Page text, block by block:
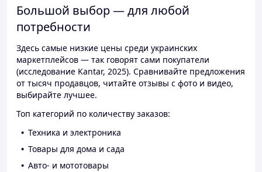
Большой выбор — для любой
потребности
Здесь самые низкие цены среди украинских
маркетплейсов — так говорят сами покупатели
(исследование Kantar, 2025). Сравнивайте предложения
от тысяч продавцов, читайте отзывы с фото и видео,
выбирайте лучшее.
Топ категорий по количеству заказов:
Техника и электроника
Товары для дома и сада
Авто- и мототовары